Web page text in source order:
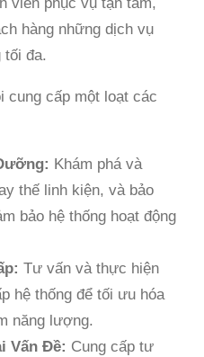
hàng những dịch vụ
tối đa.
cung cấp một loạt các
Khám phá và
thế linh kiện, và bảo
bảo hệ thống hoạt động
Tư vấn và thực hiện
hệ thống để tối ưu hóa
năng lượng.
Vấn Đề: Cung cấp tư